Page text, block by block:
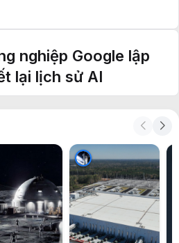
nghiệp Google lập
lại lịch sử AI